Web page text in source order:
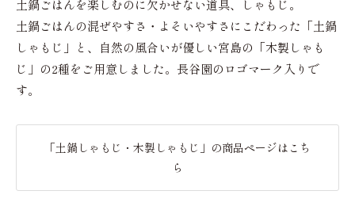
土鍋ごはんを楽しむのに欠かせない道具、しゃもじ。
土鍋ごはんの混ぜやすさ・よそいやすさにこだわった「土鍋
しゃもじ」と、自然の風合いが優しい宮島の「木製しゃも
じ」の2種をご用意しました。長谷園のロゴマーク入りで
す。
「土鍋しゃもじ・木製しゃもじ」の商品ページはこち
ら